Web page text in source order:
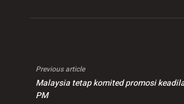
Previous article
Malaysia tetap komited promosi
PM